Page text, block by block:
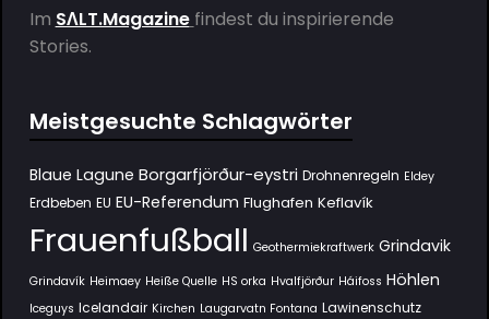
Im SΛLT.Magazine findest du inspirierende
Stories.
Meistgesuchte Schlagwörter
Blaue Lagune Borgarfjörður-eystri Drohnenregeln Eldey
Erdbeben EU EU-Referendum Flughafen Keflavík
Frauenfußball Geothermiekraftwerk Grindavik
Grindavík Heimaey Heiße Quelle HS orka Hvalfjörður Háifoss Höhlen
Iceguys Icelandair Kirchen Laugarvatn Fontana Lawinenschutz